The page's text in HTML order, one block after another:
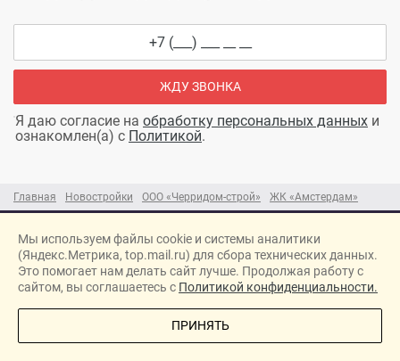
Главная Новостройки ООО «Черридом-строй» ЖК «Амстердам»
ЖДУ ЗВОНКА
Я даю согласие на обработку персональных данных и
ознакомлен(а) с Политикой.
© 2026 / Новостройка35.ру
Карта сайта →
ПОЗВОНИТЕ МНЕ
Мы используем файлы cookie и системы аналитики
(Яндекс.Метрика, top.mail.ru) для сбора технических данных.
Это помогает нам делать сайт лучше. Продолжая работу с
сайтом, вы соглашаетесь с Политикой конфиденциальности.
ПРИНЯТЬ